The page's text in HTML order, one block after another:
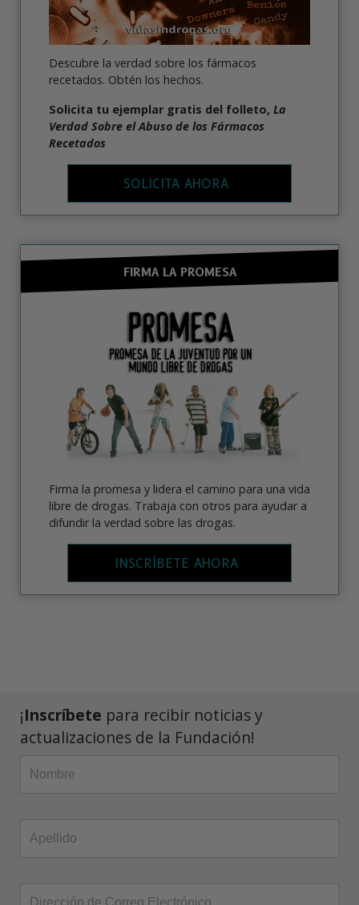
Descubre la verdad sobre los fármacos
recetados. Obtén los hechos.
Solicita tu ejemplar gratis del folleto, La
Verdad Sobre el Abuso de los Fármacos
Recetados
SOLICITA AHORA
FIRMA LA PROMESA
Firma la promesa y lidera el camino para una vida
libre de drogas. Trabaja con otros para ayudar a
difundir la verdad sobre las drogas.
INSCRÍBETE AHORA
¡Inscríbete para recibir noticias y
actualizaciones de la Fundación!